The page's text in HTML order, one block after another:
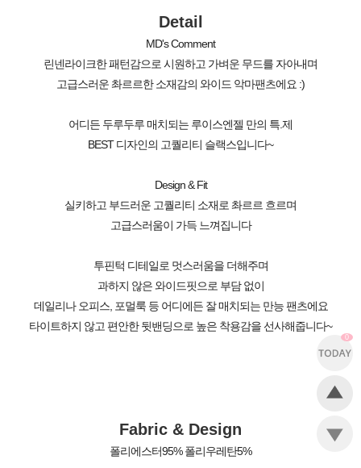
0
Detail
MD's Comment
린넨라이크한 패턴감으로 시원하고 가벼운 무드를 자아내며
고급스러운 촤르르한 소재감의 와이드 악마팬츠에요 :)
어디든 두루두루 매치되는 루이스엔젤 만의 특.제
BEST 디자인의 고퀄리티 슬랙스입니다~
Design & Fit
실키하고 부드러운 고퀄리티 소재로 촤르르 흐르며
고급스러움이 가득 느껴집니다
투핀턱 디테일로 멋스러움을 더해주며
과하지 않은 와이드핏으로 부담 없이
데일리나 오피스, 포멀룩 등 어디에든 잘 매치되는 만능 팬츠에요
타이트하지 않고 편안한 뒷밴딩으로 높은 착용감을 선사해줍니다~
Fabric & Design
폴리에스터95% 폴리우레탄5%